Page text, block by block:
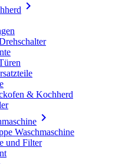

& Kochherd

Waschmaschine
und Filter